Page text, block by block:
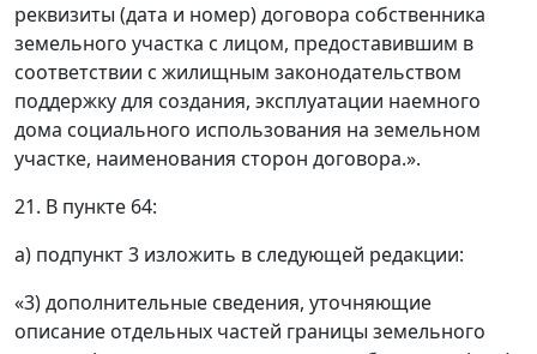
реквизиты (дата и номер) договора собственника
земельного участка с лицом, предоставившим в
соответствии с жилищным законодательством
поддержку для создания, эксплуатации наемного
дома социального использования на земельном
участке, наименования сторон договора.».
21. В пункте 64:
а) подпункт 3 изложить в следующей редакции:
«3) дополнительные сведения, уточняющие
описание отдельных частей границы земельного